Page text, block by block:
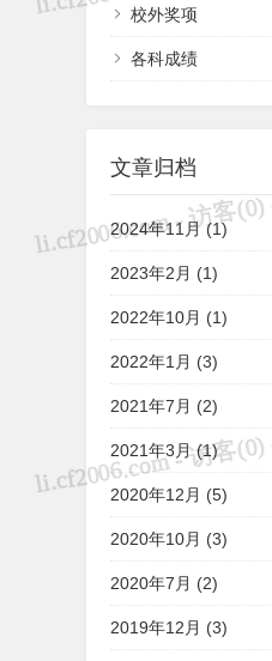
校外奖项
各科成绩
文章归档
2024年11月 (1)
2023年2月 (1)
2022年10月 (1)
2022年1月 (3)
2021年7月 (2)
2021年3月 (1)
2020年12月 (5)
2020年10月 (3)
2020年7月 (2)
2019年12月 (3)